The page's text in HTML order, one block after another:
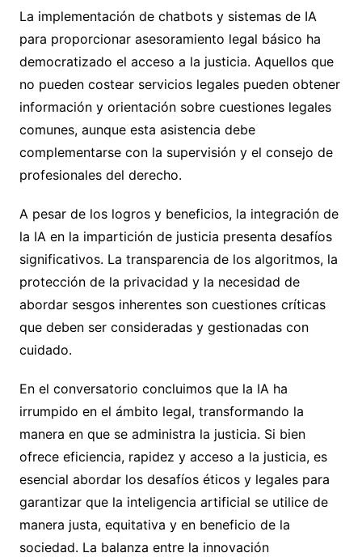
La implementación de chatbots y sistemas de IA
para proporcionar asesoramiento legal básico ha
democratizado el acceso a la justicia. Aquellos que
no pueden costear servicios legales pueden obtener
información y orientación sobre cuestiones legales
comunes, aunque esta asistencia debe
complementarse con la supervisión y el consejo de
profesionales del derecho.
A pesar de los logros y beneficios, la integración de
la IA en la impartición de justicia presenta desafíos
significativos. La transparencia de los algoritmos, la
protección de la privacidad y la necesidad de
abordar sesgos inherentes son cuestiones críticas
que deben ser consideradas y gestionadas con
cuidado.
En el conversatorio concluimos que la IA ha
irrumpido en el ámbito legal, transformando la
manera en que se administra la justicia. Si bien
ofrece eficiencia, rapidez y acceso a la justicia, es
esencial abordar los desafíos éticos y legales para
garantizar que la inteligencia artificial se utilice de
manera justa, equitativa y en beneficio de la
sociedad. La balanza entre la innovación